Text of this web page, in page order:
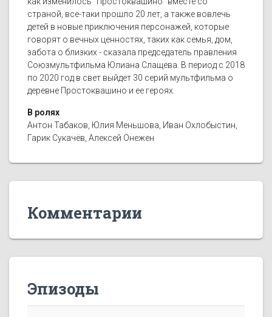
страной, все-таки прошло 20 лет, а также вовлечь
детей в новые приключения персонажей, которые
говорят о вечных ценностях, таких как семья, дом,
забота о близких - сказала председатель правления
Союзмультфильма Юлиана Слащева. В период с 2018
по 2020 год в свет выйдет 30 серий мультфильма о
деревне Простоквашино и ее героях.
В ролях
Антон Табаков, Юлия Меньшова, Иван Охлобыстин,
Гарик Сукачёв, Алексей Онежен
Комментарии
Эпизоды